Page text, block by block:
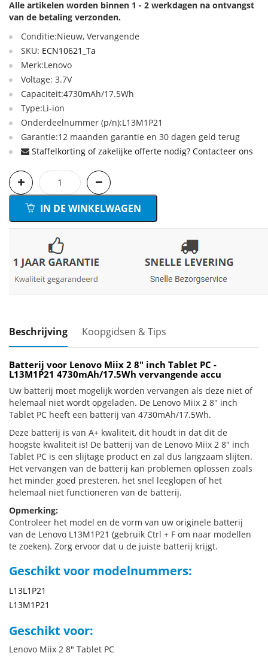
Alle artikelen worden binnen 1 - 2 werkdagen na ontvangst
van de betaling verzonden.
Conditie:Nieuw, Vervangende
SKU: ECN10621_Ta
Merk:Lenovo
Voltage: 3.7V
Capaciteit:4730mAh/17.5Wh
Type:Li-ion
Onderdeelnummer (p/n):L13M1P21
Garantie:12 maanden garantie en 30 dagen geld terug
Staffelkorting of zakelijke offerte nodig? Contacteer ons
IN DE WINKELWAGEN
Beschrijving Koopgidsen & Tips
Batterij voor Lenovo Miix 2 8" inch Tablet PC -
L13M1P21 4730mAh/17.5Wh vervangende accu
Uw batterij moet mogelijk worden vervangen als deze niet of
helemaal niet wordt opgeladen. De Lenovo Miix 2 8" inch
Tablet PC heeft een batterij van 4730mAh/17.5Wh.
Deze batterij is van A+ kwaliteit, dit houdt in dat dit de
hoogste kwaliteit is! De batterij van de Lenovo Miix 2 8" inch
Tablet PC is een slijtage product en zal dus langzaam slijten.
Het vervangen van de batterij kan problemen oplossen zoals
het minder goed presteren, het snel leeglopen of het
helemaal niet functioneren van de batterij.
Opmerking:
Controleer het model en de vorm van uw originele batterij
van de Lenovo L13M1P21 (gebruik Ctrl + F om naar modellen
te zoeken). Zorg ervoor dat u de juiste batterij krijgt.
Geschikt voor modelnummers:
L13L1P21
L13M1P21
Geschikt voor:
Lenovo Miix 2 8" Tablet PC